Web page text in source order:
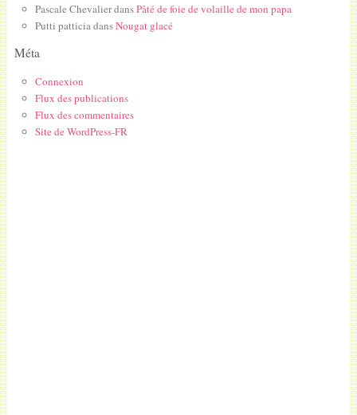
Pascale ChevalierdansPâté de foie de volaille de mon papa
Putti patticiadansNougat glacé
Méta
Connexion
Flux des publications
Flux des commentaires
Site de WordPress-FR